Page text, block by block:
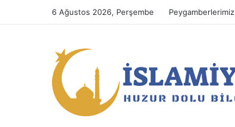
6 Ağustos 2026, Perşembe Peygamberlerimiz